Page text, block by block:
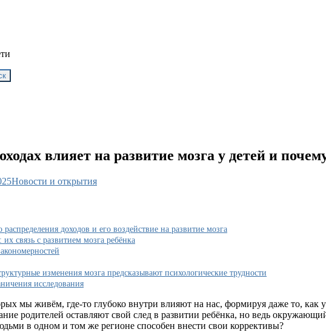
влияет на развитие мозга у детей и
Как
на
развитие
мозга
детей
и
почему
это
важно
Новости и открытия
доходов и его воздействие на развитие мозга
связь с развитием мозга ребёнка
изменения мозга предсказывают психологические трудности
исследования
мы живём, где-то глубоко внутри влияют на нас, формируя даже то,
родителей оставляют свой след в развитии ребёнка, но ведь
в одном и том же регионе способен внести свои коррективы?